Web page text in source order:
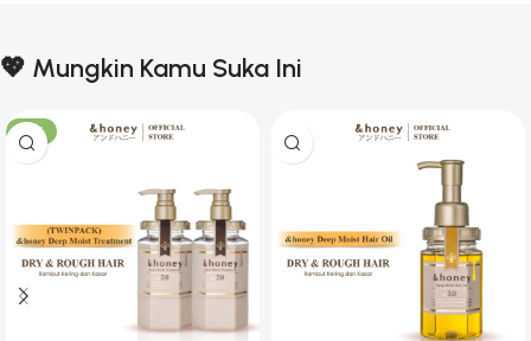
💖 Mungkin Kamu Suka Ini
-17%